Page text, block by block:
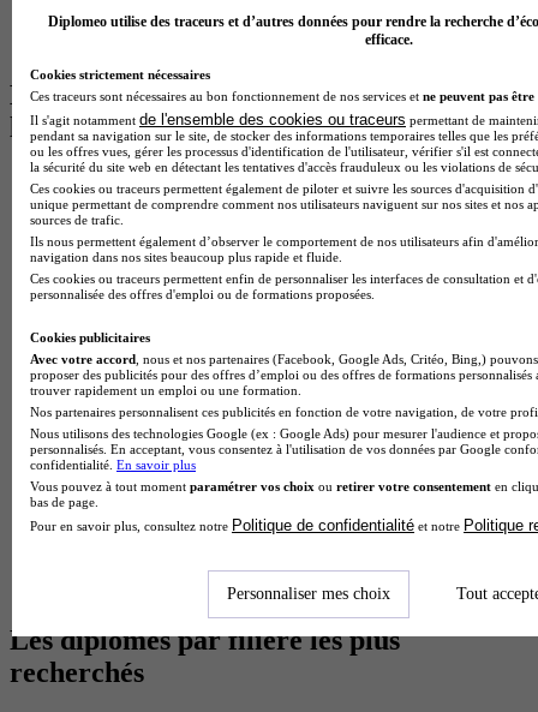
BTS Communication à Lyon
Les intitulés de diplôme par alternance
les plus recherchés
BTS Esf en alternance
BTS Dietetique en alternance
BTS Mco en alternance
BTS Pi en alternance
BTS Sp3s en alternance
Master CCA en alternance
BTS Ndrc en alternance
BTS Sam en alternance
Cap Fleuriste en alternance
BTS Sio en alternance
MSc Marketing Digital en alternance
BTS Gpme en alternance
Cap Electricien en alternance
BTS Gpn en alternance
BTS Domotique en alternance
BAC Pro Agora en alternance
BTS Sta en alternance
BTS Tpl en alternance
Les diplômes par filière les plus
recherchés
Diplomeo utilise des traceurs et d’autres données pour rendre la recherche
efficace.
Cookies strictement nécessaires
Ces traceurs sont nécessaires au bon fonctionnement de nos services et ne peuvent pas être
Il s'agit notamment de l'ensemble des cookies ou traceurs permettant de
pendant sa navigation sur le site, de stocker des informations temporaires telles que les
ou les offres vues, gérer les processus d'identification de l'utilisateur, vérifier s'il est
la sécurité du site web en détectant les tentatives d'accès frauduleux ou les violations de
Ces cookies ou traceurs permettent également de piloter et suivre les sources d'acquisition
unique permettant de comprendre comment nos utilisateurs naviguent sur nos sites et nos
sources de trafic.
Ils nous permettent également d’observer le comportement de nos utilisateurs afin
navigation dans nos sites beaucoup plus rapide et fluide.
Ces cookies ou traceurs permettent enfin de personnaliser les interfaces de consultation et
personnalisée des offres d'emploi ou de formations proposées.
Cookies publicitaires
Avec votre accord , nous et nos partenaires (Facebook, Google Ads, Critéo, Bing,)
proposer des publicités pour des offres d’emploi ou des offres de formations
trouver rapidement un emploi ou une formation.
Nos partenaires personnalisent ces publicités en fonction de votre navigation, de votre
Nous utilisons des technologies Google (ex : Google Ads) pour mesurer l'audience et
personnalisés. En acceptant, vous consentez à l'utilisation de vos données par Google
confidentialité. En savoir plus
Vous pouvez à tout moment paramétrer vos choix ou retirer votre consentement en
bas de page.
Pour en savoir plus, consultez notre Politique de confidentialité et notre Politique
Personnaliser mes choix Tout